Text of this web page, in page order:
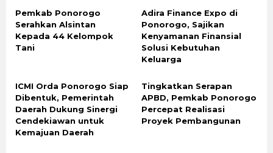
Pemkab Ponorogo
Serahkan Alsintan
Kepada 44 Kelompok
Tani
Adira Finance Expo di
Ponorogo, Sajikan
Kenyamanan Finansial
Solusi Kebutuhan
Keluarga
ICMI Orda Ponorogo Siap
Dibentuk, Pemerintah
Daerah Dukung Sinergi
Cendekiawan untuk
Kemajuan Daerah
Tingkatkan Serapan
APBD, Pemkab Ponorogo
Percepat Realisasi
Proyek Pembangunan